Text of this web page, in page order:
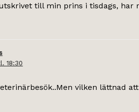
till min prins i tisdags, har
18:30
vilken lättnad